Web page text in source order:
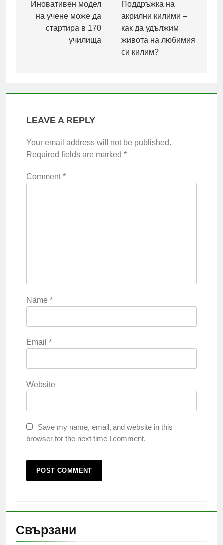
navigation
Иновативен модел
на учене може да
стартира в 170
училища
Поддръжка на
акрилни килими –
как да удължим
живота на любимия
си килим?
LEAVE A REPLY
Your email address will not be published.
Required fields are marked *
Comment*
Name *
Email *
Website
Save my name, email, and website in this
browser for the next time I comment.
Свързани